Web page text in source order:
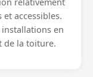
accessibles.
en
de la toiture.